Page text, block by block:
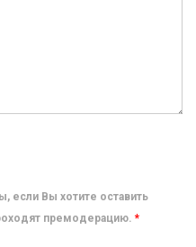
если Вы хотите оставить
премодерацию. *